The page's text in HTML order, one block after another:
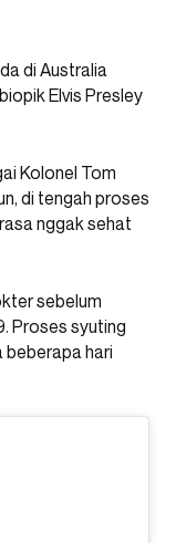
di Australia
Elvis Presley
Kolonel Tom
di tengah proses
nggak sehat
sebelum
Proses syuting
beberapa hari